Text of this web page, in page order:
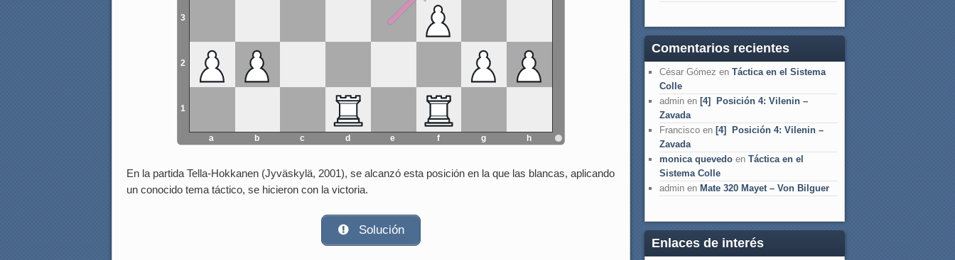
3
2
1
a b c d e f g h
En la partida Tella-Hokkanen (Jyväskylä, 2001), se alcanzó esta posición en la que las blancas, aplicando
un conocido tema táctico, se hicieron con la victoria.
Solución
Comentarios recientes
César Gómez en Táctica en el Sistema
Colle
admin en [4] Posición 4: Vilenin –
Zavada
Francisco en [4] Posición 4: Vilenin –
Zavada
monica quevedo en Táctica en el
Sistema Colle
admin en Mate 320 Mayet – Von Bilguer
Enlaces de interés